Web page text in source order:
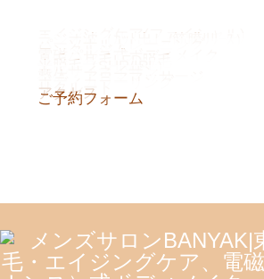
エイジングケア(フェイシャル)
パーソナルトレーニング
レンタルジム
電磁パルス式ボディメイク
鼻毛・耳毛LED脱毛
光脱毛（SHR/IPL）
カルサイネイザン
リクルート
アクセス
ご予約フォーム